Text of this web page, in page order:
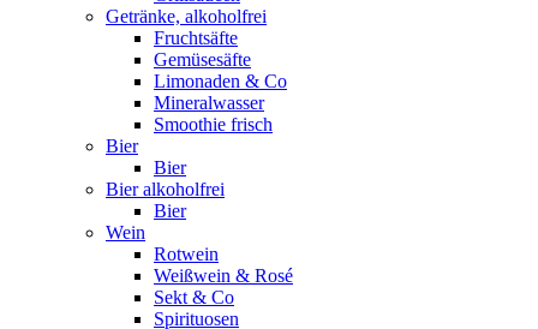
Getränke, alkoholfrei
Fruchtsäfte
Gemüsesäfte
Limonaden & Co
Mineralwasser
Smoothie frisch
Bier
Bier
Bier alkoholfrei
Bier
Wein
Rotwein
Weißwein & Rosé
Sekt & Co
Spirituosen